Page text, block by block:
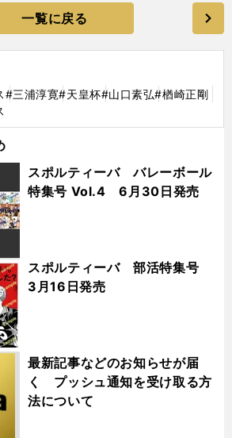
一覧に戻る
#三浦淳寛#天皇杯#山口素弘#楢崎正剛
スポルティーバ バレーボール
特集号 Vol.4 6月30日発売
スポルティーバ 部活特集号
3月16日発売
最新記事などのお知らせが届
く プッシュ通知を受け取る方
法について